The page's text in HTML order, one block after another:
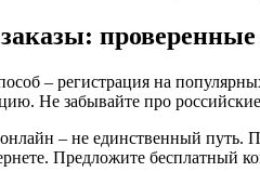
заказы:
– регистрация на
Не забывайте про
– не единственный
Предложите бесплатный